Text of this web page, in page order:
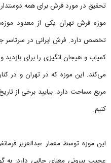
تحقیق در مورد فرش برای همه
موزه فرش تهران یکی از معدود
تخصص دارد. فرش ایرانی در سرتاسر
کمیاب و هیجان انگیزی را برای بازدید
مربع مساحت دارد. بیایید برخی از
کنیم.
این موزه توسط معمار عبدالعزیز